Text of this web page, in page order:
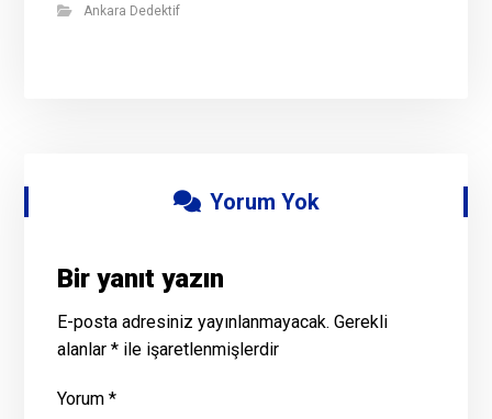
Ankara Dedektif
Yorum Yok
Bir yanıt yazın
E-posta adresiniz yayınlanmayacak. Gerekli
alanlar* ile işaretlenmişlerdir
Yorum*